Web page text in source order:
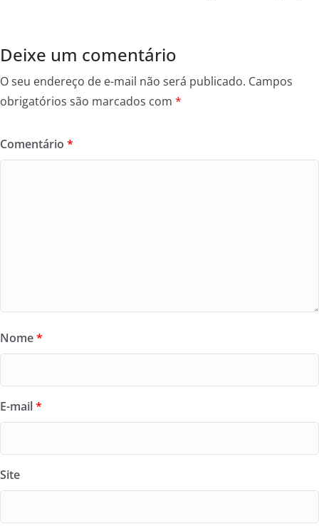
k
Deixe um comentário
O seu endereço de e-mail não será publicado. Campos
obrigatórios são marcados com *
Comentário *
Nome*
E-mail*
Site